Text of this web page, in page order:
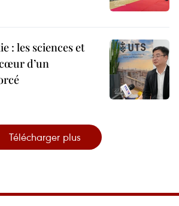
: les sciences et
d’un
Télécharger plus